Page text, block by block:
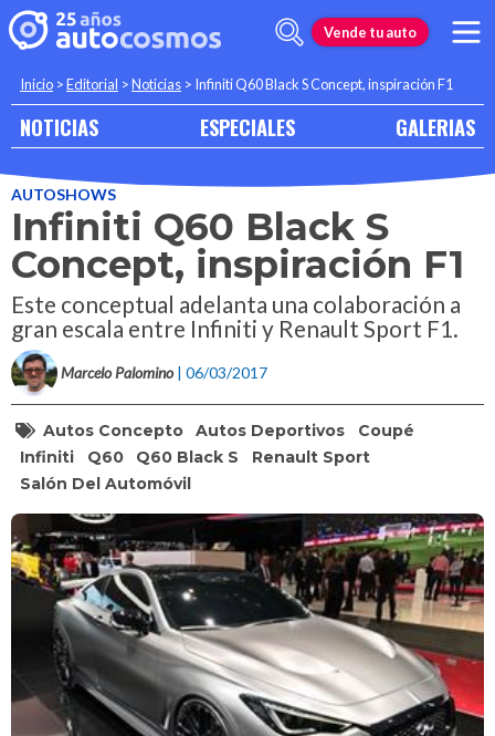
Vende tu auto
Inicio >Editorial >Noticias > Infiniti Q60 Black S Concept, inspiración F1
NOTICIAS ESPECIALES GALERIAS
AUTOSHOWS
Infiniti Q60 Black S
Concept, inspiración F1
Este conceptual adelanta una colaboración a
gran escala entre Infiniti y Renault Sport F1.
Marcelo Palomino | 06/03/2017
Autos Concepto Autos Deportivos
Coupé
Infiniti
Q60 Q60 Black S
Renault Sport
Salón Del Automóvil